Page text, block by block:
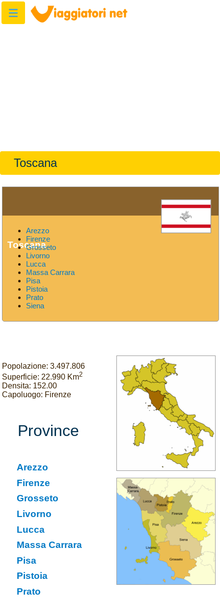
Toscana
Toscana
Arezzo
Firenze
Grosseto
Livorno
Lucca
Massa Carrara
Pisa
Pistoia
Prato
Siena
Popolazione: 3.497.806
Superficie: 22.990 Km2
Densita: 152.00
Capoluogo: Firenze
Province
Arezzo
Firenze
Grosseto
Livorno
Lucca
Massa Carrara
Pisa
Pistoia
Prato